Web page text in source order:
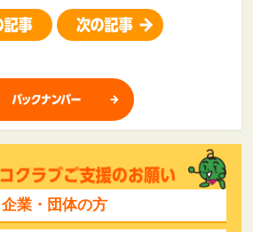
企業・団体の方